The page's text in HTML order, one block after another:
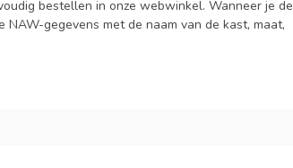
bestellen in onze webwinkel. Wanneer je de
gegevens met de naam van de kast, maat,